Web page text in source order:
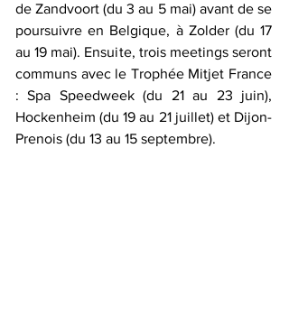
de Zandvoort (du 3 au 5 mai) avant de se
poursuivre en Belgique, à Zolder (du 17
au 19 mai). Ensuite, trois meetings seront
communs avec le Trophée Mitjet France
: Spa Speedweek (du 21 au 23 juin),
Hockenheim (du 19 au 21 juillet) et Dijon-
Prenois (du 13 au 15 septembre).